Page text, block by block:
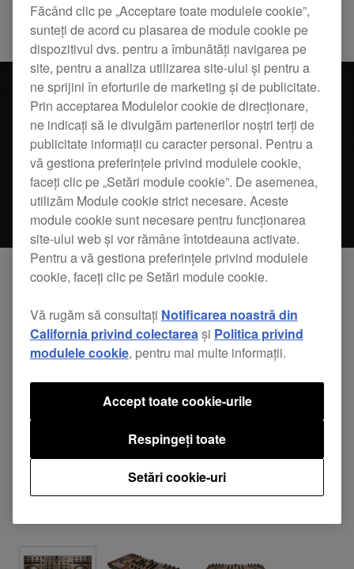
Products DDJ-SX2-N
Făcând clic pe „Acceptare toate modulele cookie”,
sunteți de acord cu plasarea de module cookie pe
dispozitivul dvs. pentru a îmbunătăți navigarea pe
site, pentru a analiza utilizarea site-ului și pentru a
ne sprijini în eforturile de marketing și de publicitate.
Prin acceptarea Modulelor cookie de direcționare,
ne indicați să le divulgăm partenerilor noștri terți de
publicitate informații cu caracter personal. Pentru a
vă gestiona preferințele privind modulele cookie,
faceți clic pe „Setări module cookie”. De asemenea,
utilizăm Module cookie strict necesare. Aceste
module cookie sunt necesare pentru funcționarea
site-ului web și vor rămâne întotdeauna activate.
Pentru a vă gestiona preferințele privind modulele
cookie, faceți clic pe Setări module cookie.
Vă rugăm să consultați Notificarea noastră din
California privind colectareași Politica privind
modulele cookie, pentru mai multe informații.
Setări cookie-uri
Respingeți toate
Accept toate cookie-urile